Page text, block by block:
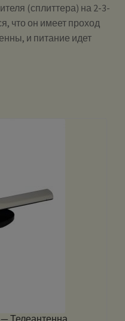
(сплиттера) на 2-3-
что он имеет проход
и питание идет
— Телеантенна